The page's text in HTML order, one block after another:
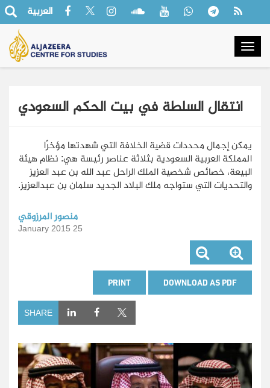
العربية
انتقال السلطة في بيت الحكم السعودي
يمكن إجمال محددات قضية الخلافة التي شهدتها مؤخرًا
المملكة العربية السعودية بثلاثة عناصر رئيسة هي: نظام هيئة
البيعة، خصائص شخصية الملك الراحل عبد الله بن عبد العزيز
والتحديات التي ستواجه ملك البلاد الجديد سلمان بن عبدالعزيز.
منصور المرزوقي
25 January 2015
DOWNLOAD AS PDF
PRINT
SHARE